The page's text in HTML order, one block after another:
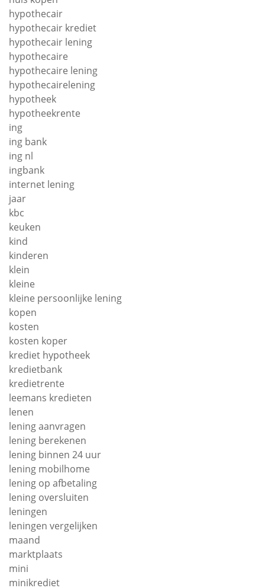
hypothecair
hypothecair krediet
hypothecair lening
hypothecaire
hypothecaire lening
hypothecairelening
hypotheek
hypotheekrente
ing
ing bank
ing nl
ingbank
internet lening
jaar
kbc
keuken
kind
kinderen
klein
kleine
kleine persoonlijke lening
kopen
kosten
kosten koper
krediet hypotheek
kredietbank
kredietrente
leemans kredieten
lenen
lening aanvragen
lening berekenen
lening binnen 24 uur
lening mobilhome
lening op afbetaling
lening oversluiten
leningen
leningen vergelijken
maand
marktplaats
mini
minikrediet